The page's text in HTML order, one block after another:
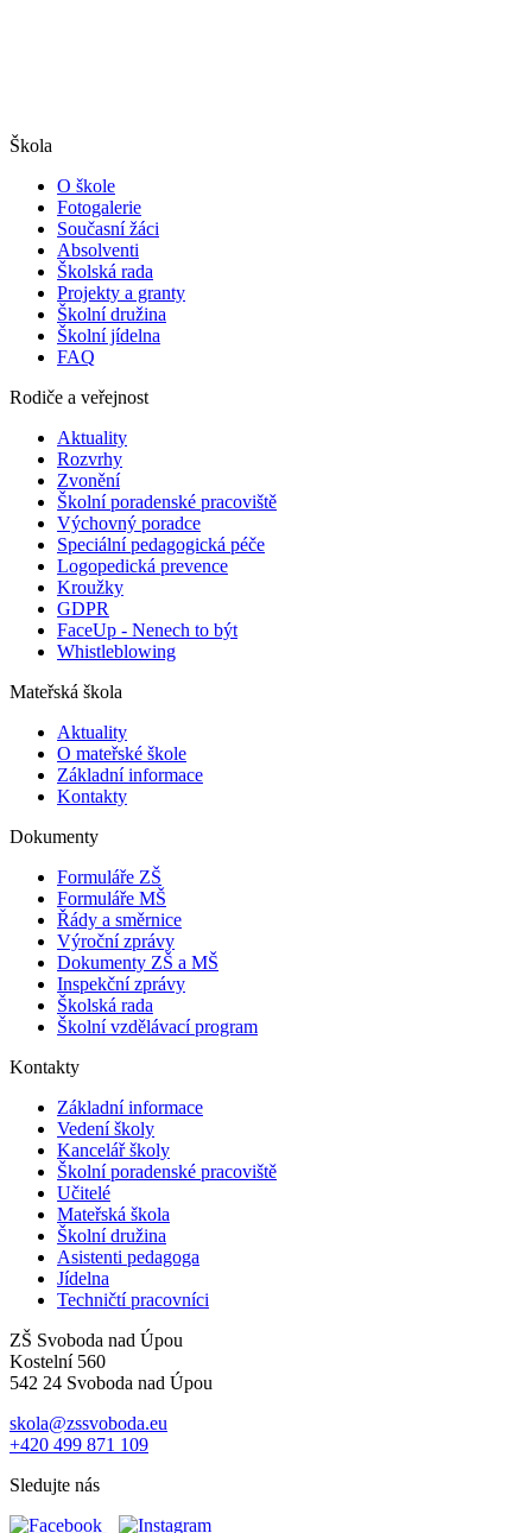
Škola
O škole
Fotogalerie
Současní žáci
Absolventi
Školská rada
Projekty a granty
Školní družina
Školní jídelna
FAQ
Rodiče a veřejnost
Aktuality
Rozvrhy
Zvonění
Školní poradenské pracoviště
Výchovný poradce
Speciální pedagogická péče
Logopedická prevence
Kroužky
GDPR
FaceUp - Nenech to být
Whistleblowing
Mateřská škola
Aktuality
O mateřské škole
Základní informace
Kontakty
Dokumenty
Formuláře ZŠ
Formuláře MŠ
Řády a směrnice
Výroční zprávy
Dokumenty ZŠ a MŠ
Inspekční zprávy
Školská rada
Školní vzdělávací program
Kontakty
Základní informace
Vedení školy
Kancelář školy
Školní poradenské pracoviště
Učitelé
Mateřská škola
Školní družina
Asistenti pedagoga
Jídelna
Techničtí pracovníci
ZŠ Svoboda nad Úpou
Kostelní 560
542 24 Svoboda nad Úpou
skola@zssvoboda.eu
+420 499 871 109
Sledujte nás